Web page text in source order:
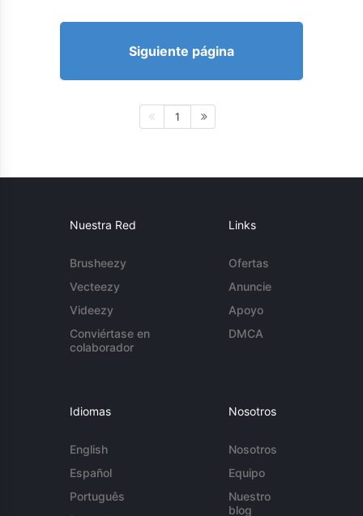
Siguiente página
1
Nuestra Red
Brusheezy
Vecteezy
Videezy
Conviértase en
colaborador
Links
Ofertas
Anuncie
Apoyo
DMCA
Idiomas
English
Español
Português
Nosotros
Nosotros
Equipo
Nuestro
blog